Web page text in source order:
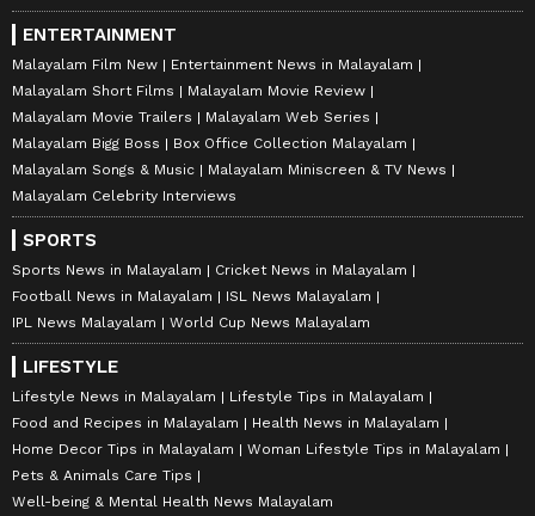
ENTERTAINMENT
Malayalam Film New
Entertainment News in Malayalam
Malayalam Short Films
Malayalam Movie Review
Malayalam Movie Trailers
Malayalam Web Series
Malayalam Bigg Boss
Box Office Collection Malayalam
Malayalam Songs & Music
Malayalam Miniscreen & TV News
Malayalam Celebrity Interviews
SPORTS
Sports News in Malayalam
Cricket News in Malayalam
Football News in Malayalam
ISL News Malayalam
IPL News Malayalam
World Cup News Malayalam
LIFESTYLE
Lifestyle News in Malayalam
Lifestyle Tips in Malayalam
Food and Recipes in Malayalam
Health News in Malayalam
Home Decor Tips in Malayalam
Woman Lifestyle Tips in Malayalam
Pets & Animals Care Tips
Well-being & Mental Health News Malayalam